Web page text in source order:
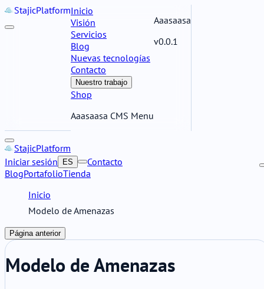
StajicPlatformInicio
Visión
Servicios
Blog
Nuevas tecnologías
Contacto
Nuestro trabajo
Shop
Aaasaasa CMS Menu
Aaasaasa
v0.0.1
StajicPlatform
BlogPortafolioTienda
Iniciar sesión ES Contacto
Inicio
Modelo de Amenazas
Página anterior
Modelo de Amenazas